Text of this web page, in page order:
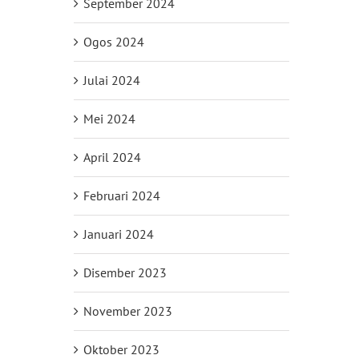
Ogos 2024
Julai 2024
Mei 2024
April 2024
Februari 2024
Januari 2024
Disember 2023
November 2023
Oktober 2023